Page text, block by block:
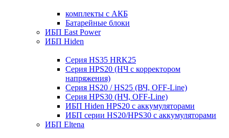
комплекты с АКБ
Батарейные блоки
ИБП East Power
ИБП Hiden
Серия HS35 HRK25
Серия HPS20 (НЧ с корректором
напряжения)
Серия HS20 / HS25 (ВЧ, OFF-Line)
Серия HPS30 (НЧ, OFF-Line)
ИБП Hiden HPS20 с аккумуляторами
ИБП серии HS20/HPS30 с аккумуляторами
ИБП Eltena